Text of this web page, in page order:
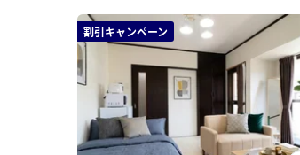
割引キャンペーン